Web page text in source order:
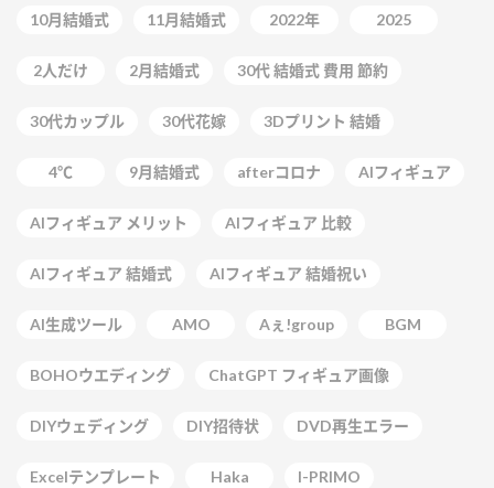
10月結婚式 11月結婚式 2022年 2025
2人だけ 2月結婚式 30代 結婚式 費用 節約
30代カップル 30代花嫁 3Dプリント 結婚
4℃ 9月結婚式 afterコロナ AIフィギュア
AIフィギュア メリット AIフィギュア 比較
AIフィギュア 結婚式 AIフィギュア 結婚祝い
AI生成ツール AMO Aぇ!group BGM
BOHOウエディング ChatGPT フィギュア画像
DIYウェディング DIY招待状 DVD再生エラー
Excelテンプレート Haka I-PRIMO